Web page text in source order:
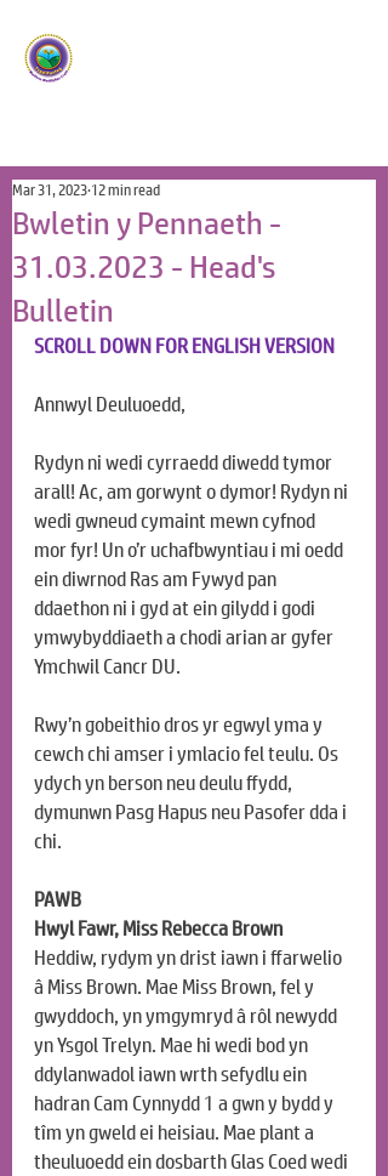
Bwletin y Pennaeth -
31.03.2023 - Head's
Bulletin
Mar 31, 2023 12 min read
SCROLL DOWN FOR ENGLISH VERSION
Annwyl Deuluoedd,
Rydyn ni wedi cyrraedd diwedd tymor
arall! Ac, am gorwynt o dymor! Rydyn ni
wedi gwneud cymaint mewn cyfnod
mor fyr! Un o’r uchafbwyntiau i mi oedd
ein diwrnod Ras am Fywyd pan
ddaethon ni i gyd at ein gilydd i godi
ymwybyddiaeth a chodi arian ar gyfer
Ymchwil Cancr DU.
Rwy’n gobeithio dros yr egwyl yma y
cewch chi amser i ymlacio fel teulu. Os
ydych yn berson neu deulu ffydd,
dymunwn Pasg Hapus neu Pasofer dda i
chi.
PAWB
Hwyl Fawr, Miss Rebecca Brown
Heddiw, rydym yn drist iawn i ffarwelio
â Miss Brown. Mae Miss Brown, fel y
gwyddoch, yn ymgymryd â rôl newydd
yn Ysgol Trelyn. Mae hi wedi bod yn
ddylanwadol iawn wrth sefydlu ein
hadran Cam Cynnydd 1 a gwn y bydd y
tîm yn gweld ei heisiau. Mae plant a
theuluoedd ein dosbarth Glas Coed wedi